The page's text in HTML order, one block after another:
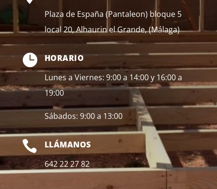
Plaza de España (Pantaleon) bloque 5
local 20, Alhaurin el Grande, (Málaga)

HORARIO
Lunes a Viernes: 9:00 a 14:00 y 16:00 a
19:00
Sábados: 9:00 a 13:00

LLÁMANOS
642 22 27 82